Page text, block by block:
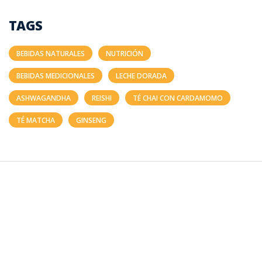
TAGS
BEBIDAS NATURALES NUTRICIÓN
BEBIDAS MEDICIONALES LECHE DORADA
ASHWAGANDHA REISHI TÉ CHAI CON CARDAMOMO
TÉ MATCHA GINSENG